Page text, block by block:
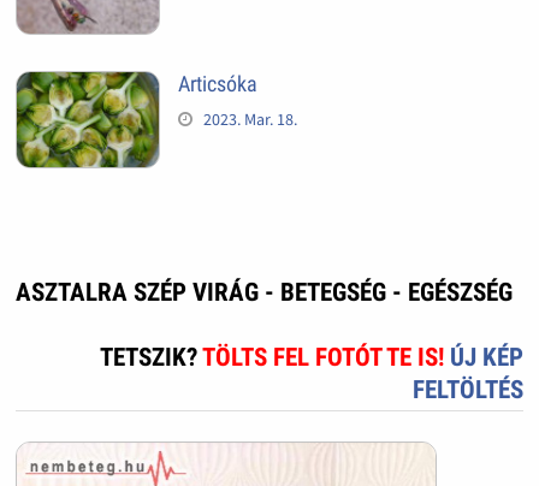
Articsóka
2023. Mar. 18.
ASZTALRA SZÉP VIRÁG - BETEGSÉG - EGÉSZSÉG
TETSZIK?TÖLTS FEL FOTÓT TE IS! ÚJ KÉP
FELTÖLTÉS